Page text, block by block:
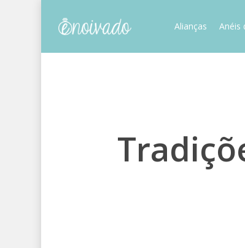
Alianças Anéis